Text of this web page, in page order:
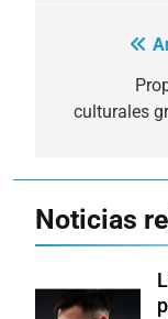
entradas
culturales
Noticias